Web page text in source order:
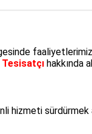
faaliyetlerimizi
hakkında
hizmeti